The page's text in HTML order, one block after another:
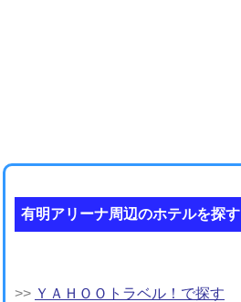
有明アリーナ周辺のホテルを探す
>> ＹＡＨＯＯトラベル！で探す